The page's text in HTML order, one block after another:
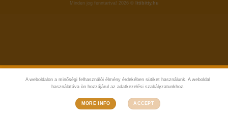
Minden jog fenntartva! 2026 © Ittibitty.hu
A weboldalon a minőségi felhasználói élmény érdekében sütiket használunk. A weboldal
használatáva ön hozzájárul az adatkezelési szabályzatunkhoz.
MORE INFO ACCEPT